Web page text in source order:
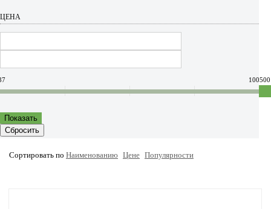
ЦЕНА
100500
Показать
Сбросить
Сортировать по Наименованию Цене Популярности